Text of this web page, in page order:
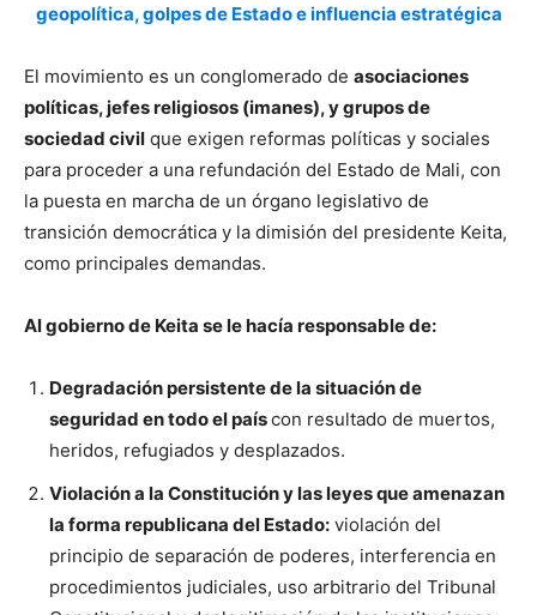
geopolítica, golpes de Estado e influencia estratégica
El movimiento es un conglomerado de asociaciones
políticas, jefes religiosos (imanes), y grupos de
sociedad civil que exigen reformas políticas y sociales
para proceder a una refundación del Estado de Mali, con
la puesta en marcha de un órgano legislativo de
transición democrática y la dimisión del presidente Keita,
como principales demandas.
Al gobierno de Keita se le hacía responsable de:
Degradación persistente de la situación de
seguridad en todo el paíscon resultado de muertos,
heridos, refugiados y desplazados.
Violación a la Constitución y las leyes que amenazan
la forma republicana del Estado: violación del
principio de separación de poderes, interferencia en
procedimientos judiciales, uso arbitrario del Tribunal